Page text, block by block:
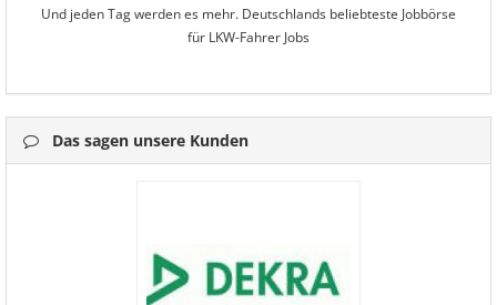
Und jeden Tag werden es mehr. Deutschlands beliebteste Jobbörse
für LKW-Fahrer Jobs
Das sagen unsere Kunden